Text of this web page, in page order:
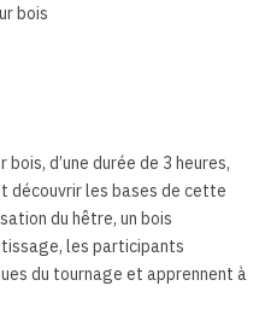
bois
d’une durée de 3 heures,
découvrir les bases de cette
du hêtre, un bois
les participants
du tournage et apprennent à